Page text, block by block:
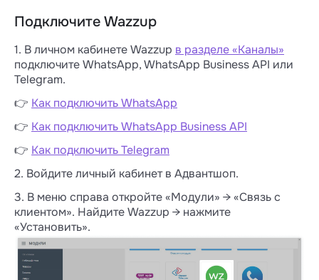
Подключите Wazzup
1. В личном кабинете Wazzup в разделе «Каналы»
подключите WhatsApp, WhatsApp Business API или
Telegram.
👉 Как подключить WhatsApp
👉 Как подключить WhatsApp Business API
👉 Как подключить Telegram
2. Войдите личный кабинет в Адвантшоп.
3. В меню справа откройте «Модули» → «Связь с
клиентом». Найдите Wazzup → нажмите
«Установить».